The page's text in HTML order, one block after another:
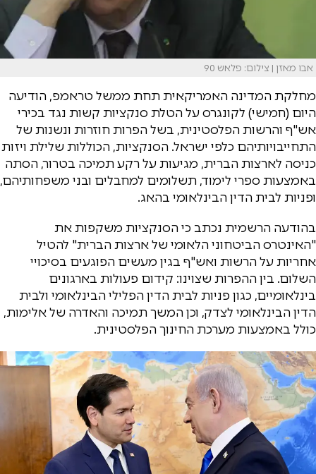
אבו מאזן | צילום: פלאש 90
מחלקת המדינה האמריקאית תחת ממשל טראמפ, הודיעה
היום (חמישי) לקונגרס על הטלת סנקציות קשות נגד בכירי
אש"ף והרשות הפלסטינית, בשל הפרות חוזרות ונשנות של
התחייבויותיהם כלפי ישראל. הסנקציות, הכוללות שלילת ויזות
כניסה לארצות הברית, מגיעות על רקע תמיכה בטרור, הסתה
באמצעות ספרי לימוד, תשלומים למחבלים ובני משפחותיהם,
ופניות לבית הדין הבינלאומי בהאג.
בהודעה הרשמית נכתב כי הסנקציות משקפות את
"האינטרס הביטחוני הלאומי של ארצות הברית" להטיל
אחריות על הרשות ואש"ף בגין מעשים הפוגעים בסיכויי
השלום. בין ההפרות שצוינו: קידום פעולות בארגונים
בינלאומיים, כגון פניות לבית הדין הפלילי הבינלאומי ולבית
הדין הבינלאומי לצדק, וכן המשך תמיכה והאדרה של אלימות,
כולל באמצעות מערכת החינוך הפלסטינית.